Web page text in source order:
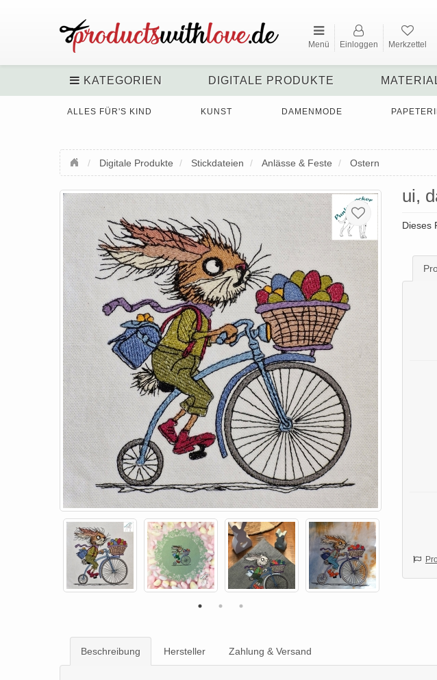
Menü Einloggen Merkzettel
KATEGORIEN DIGITALE PRODUKTE
ALLES FÜR'S KIND KUNST DAMENMODE
Digitale Produkte Stickdateien Anlässe & Feste Ostern
ui,
Dieses
Beschreibung Hersteller Zahlung & Versand